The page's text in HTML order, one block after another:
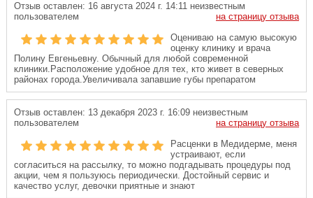
Отзыв оставлен: 16 августа 2024 г. 14:11 неизвестным
пользователем
на страницу отзыва
Оцениваю на самую высокую
оценку клинику и врача
Полину Евгеньевну. Обычный для любой современной
клиники.Расположение удобное для тех, кто живет в северных
районах города.Увеличивала запавшие губы препаратом
Отзыв оставлен: 13 декабря 2023 г. 16:09 неизвестным
пользователем
на страницу отзыва
Расценки в Медидерме, меня
устраивают, если
согласиться на рассылку, то можно подгадывать процедуры под
акции, чем я пользуюсь периодически. Достойный сервис и
качество услуг, девочки приятные и знают